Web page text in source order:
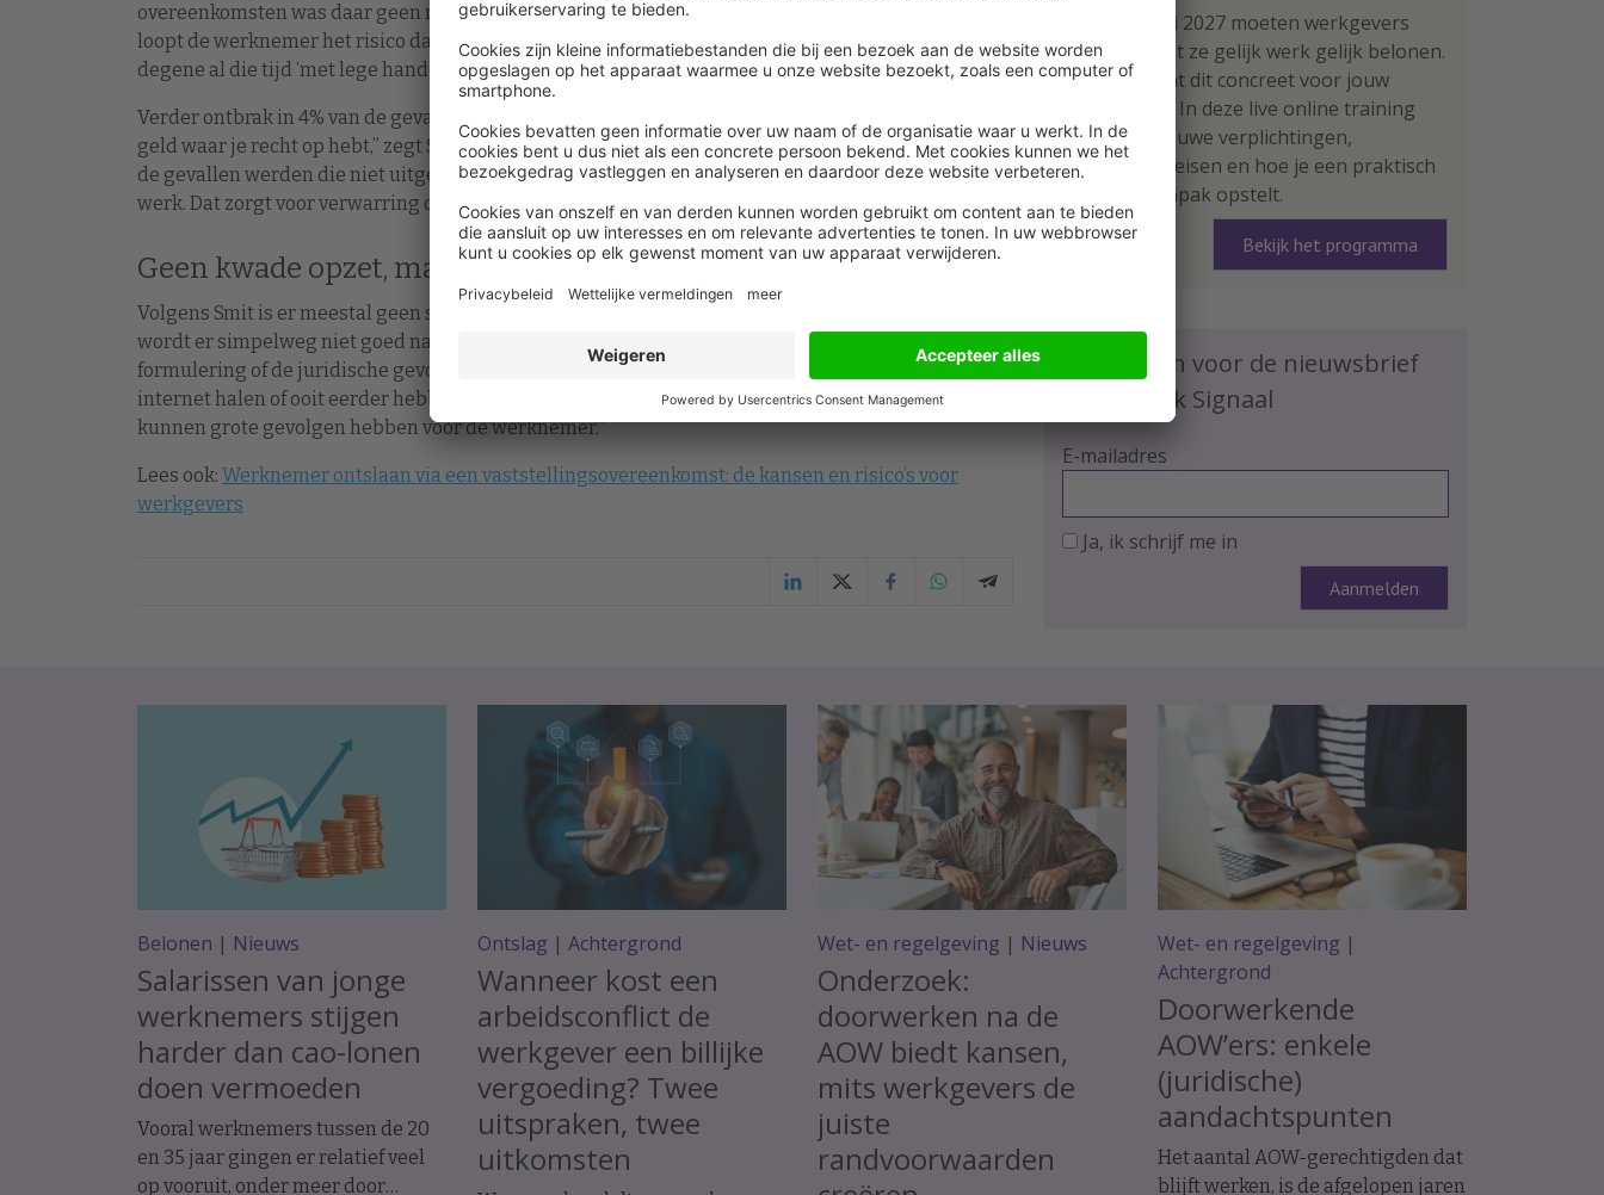
overeenkomsten was daar geen rekening mee gehouden. Zonder juiste fictieve opzegtermijn
loopt de werknemer het risico dat de WW-uitkering pas weken later ingaat aldus Smit. Waardoor
degene al die tijd ‘met lege handen’ staat.
Verder ontbrak in 4% van de gevallen de wettelijk verplichte transitievergoeding. “Dat is gewoon
geld waar je recht op hebt,” zegt Smit. “Hetzelfde geldt voor openstaande vakantiedagen. In 9% van
de gevallen werden die niet uitgekeerd, en was er bovendien geen sprake van vrijstelling van
werk. Dat zorgt voor verwarring over de laatste werkdag en het recht op loon.”
Geen kwade opzet, maar gebrek aan kennis
Volgens Smit is er meestal geen sprake van kwade opzet door werkgevers. “In de meeste gevallen
wordt er simpelweg niet goed nagedacht, of is er sprake van een gebrek aan kennis over de
formulering of de juridische gevolgen. Werkgevers gebruiken vaak standaardmodellen die ze van
internet halen of ooit eerder hebben gebruikt. Maar elke situatie is anders, en kleine fouten
kunnen grote gevolgen hebben voor de werknemer.”
Lees ook: Werknemer ontslaan via een vaststellingsovereenkomst: de kansen en risico’s voor
werkgevers
Per 1 januari 2027 moeten werkgevers
aantonen dat ze gelijk werk gelijk belonen.
Wat betekent dit concreet voor jouw
organisatie? In deze live online training
leer je de nieuwe verplichtingen,
rapportage-eisen en hoe je een praktisch
plan van aanpak opstelt.
Bekijk het programma
Schrijf je in voor de nieuwsbrief
HR Praktijk Signaal
E-mailadres
Ja, ik schrijf me in
Belonen | Nieuws
Salarissen van jonge
werknemers stijgen
harder dan cao-lonen
doen vermoeden
Vooral werknemers tussen de 20
en 35 jaar gingen er relatief veel
op vooruit, onder meer door
Ontslag | Achtergrond
Wanneer kost een
arbeidsconflict de
werkgever een billijke
vergoeding? Twee
uitspraken, twee
uitkomsten
Wet- en regelgeving | Nieuws
Onderzoek:
doorwerken na de
AOW biedt kansen,
mits werkgevers de
juiste
randvoorwaarden
Wet- en regelgeving |
Achtergrond
Doorwerkende
AOW’ers: enkele
(juridische)
aandachtspunten
Het aantal AOW-gerechtigden dat
blijft werken, is de afgelopen jaren